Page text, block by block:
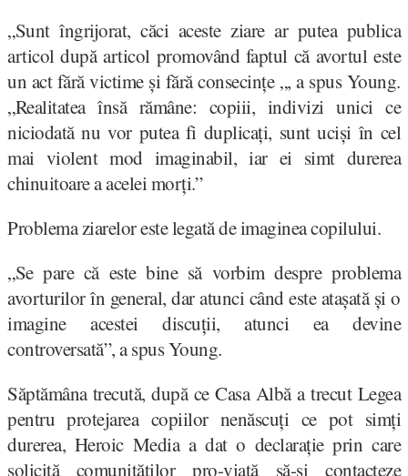
„Sunt îngrijorat, căci aceste ziare ar putea publica
articol după articol promovând faptul că avortul este
un act fără victime și fără consecințe „, a spus Young.
„Realitatea însă rămâne: copiii, indivizi unici ce
niciodată nu vor putea fi duplicați, sunt uciși în cel
mai violent mod imaginabil, iar ei simt durerea
chinuitoare a acelei morți.”
Problema ziarelor este legată de imaginea copilului.
„Se pare că este bine să vorbim despre problema
avorturilor în general, dar atunci când este atașată și o
imagine acestei discuții, atunci ea devine
controversată”, a spus Young.
Săptămâna trecută, după ce Casa Albă a trecut Legea
pentru protejarea copiilor nenăscuți ce pot simți
durerea, Heroic Media a dat o declarație prin care
solicită comunităților pro-viață să-și contacteze